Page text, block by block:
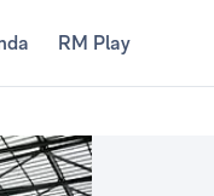
RM Play